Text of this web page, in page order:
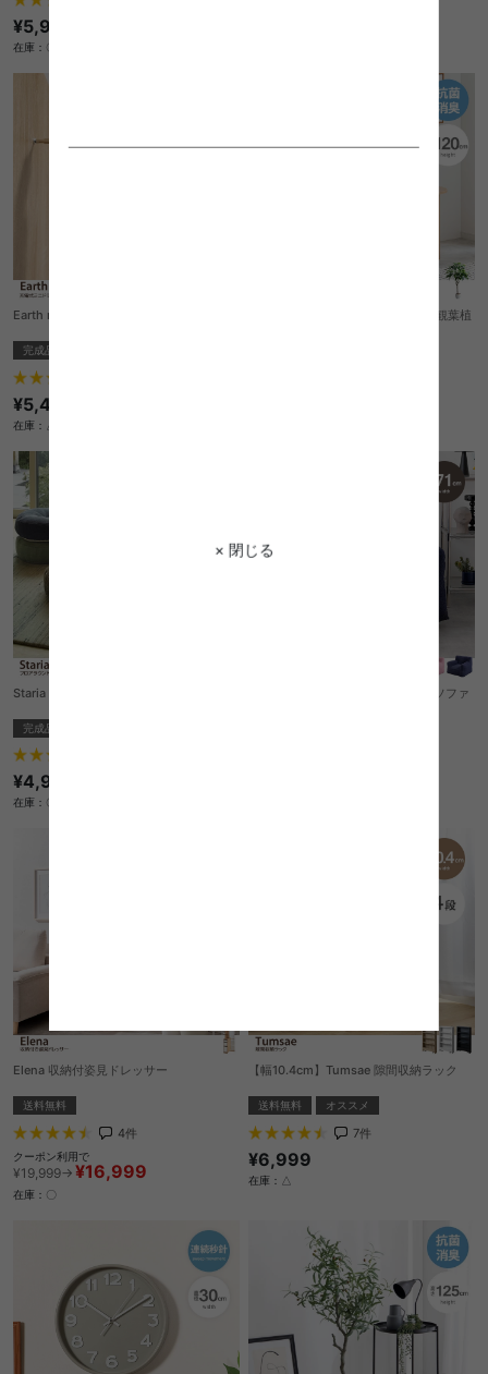
× 閉じる
¥5,999
在庫：〇
Earth man 充電式ミニドライバー
完成品
¥5,450
在庫：△
【高さ120cm】Nature 光触媒人工観葉植
Staria フロアラウンドクッション
完成品
¥4,980
在庫：〇
【幅71cm】Mashu 1人掛けビーズソファ
Elena 収納付姿見ドレッサー
送料無料
4件
クーポン利用で
¥19,999→ ¥16,999
在庫：〇
【幅10.4cm】Tumsae 隙間収納ラック
送料無料 オススメ
7件
¥6,999
在庫：△